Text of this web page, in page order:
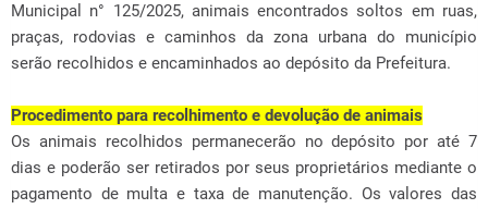
Municipal n° 125/2025, animais encontrados soltos em ruas,
praças, rodovias e caminhos da zona urbana do município
serão recolhidos e encaminhados ao depósito da Prefeitura.
Procedimento para recolhimento e devolução de animais
Os animais recolhidos permanecerão no depósito por até 7
dias e poderão ser retirados por seus proprietários mediante o
pagamento de multa e taxa de manutenção. Os valores das